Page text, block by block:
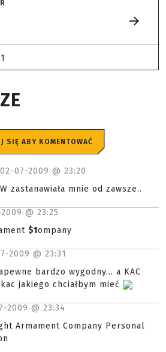
SIĘ ABY KOMENTOWAĆ
02-07-2009 @ 23:20
zastanawiała mnie od zawsze..
@ 23:25
$1ompany
2009 @ 23:31
bardzo wygodny... a KAC
jakiego chciałbym mieć
2009 @ 23:34
Armament Company Personal